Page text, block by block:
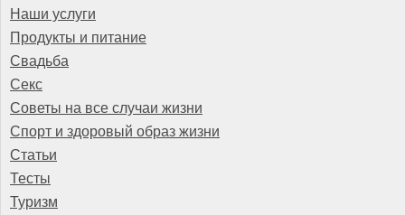
Наши услуги
Продукты и питание
Свадьба
Секс
Советы на все случаи жизни
Спорт и здоровый образ жизни
Статьи
Тесты
Туризм